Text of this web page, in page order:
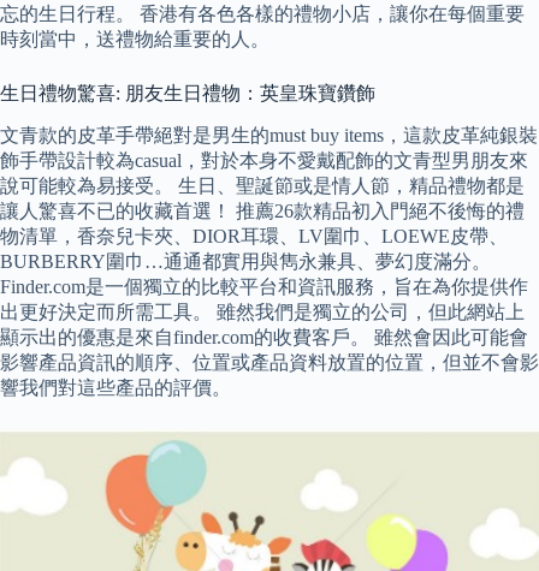
忘的生日行程。 香港有各色各樣的禮物小店，讓你在每個重要
時刻當中，送禮物給重要的人。
生日禮物驚喜: 朋友生日禮物：英皇珠寶鑽飾
文青款的皮革手帶絕對是男生的must buy items，這款皮革純銀裝
飾手帶設計較為casual，對於本身不愛戴配飾的文青型男朋友來
說可能較為易接受。 生日、聖誕節或是情人節，精品禮物都是
讓人驚喜不已的收藏首選！ 推薦26款精品初入門絕不後悔的禮
物清單，香奈兒卡夾、DIOR耳環、LV圍巾、LOEWE皮帶、
BURBERRY圍巾…通通都實用與雋永兼具、夢幻度滿分。
Finder.com是一個獨立的比較平台和資訊服務，旨在為你提供作
出更好決定而所需工具。 雖然我們是獨立的公司，但此網站上
顯示出的優惠是來自finder.com的收費客戶。 雖然會因此可能會
影響產品資訊的順序、位置或產品資料放置的位置，但並不會影
響我們對這些產品的評價。